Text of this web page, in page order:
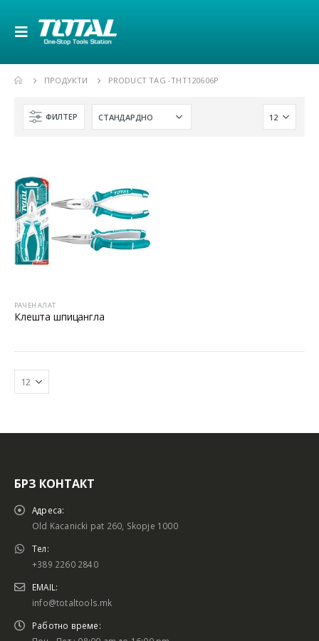
ПРОДУКТИ PRODUCT TAG -THT120606P
ФИЛТЕР
РАЧЕН АЛАТ
Клешта шпицангла
Батериски сет
БРЗ КОНТАКТ
Адреса:
Old Kacanicki pat 260, Skopje 1000
Тел:
+389 2260 2840
EMAIL:
info@totaltools.mk
Работно време: